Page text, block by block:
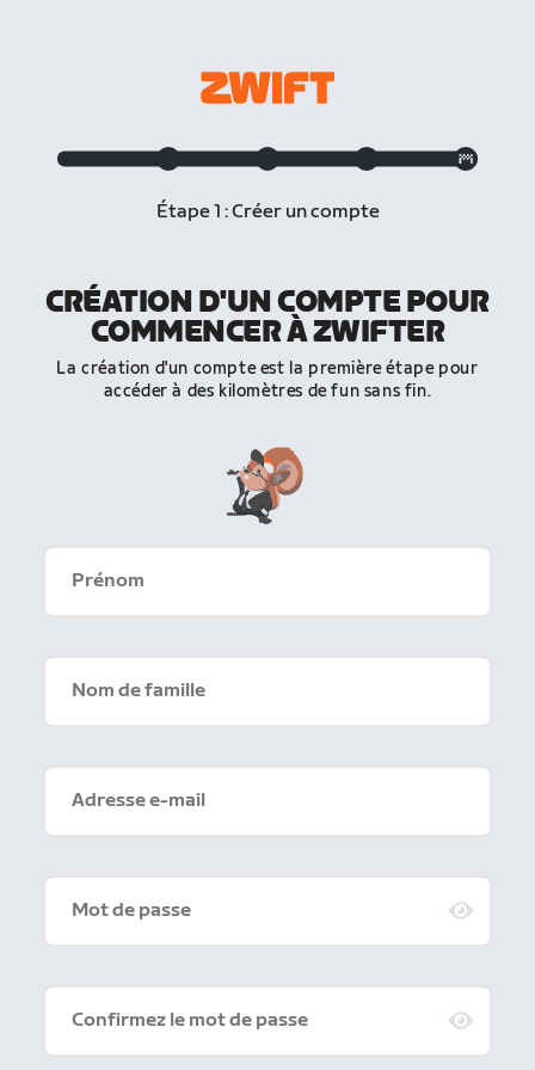
Étape 1 : Créer un compte
CRÉATION D'UN COMPTE POUR
COMMENCER À ZWIFTER
La création d'un compte est la première étape pour
accéder à des kilomètres de fun sans fin.
Prénom
Nom de famille
Adresse e-mail
Mot de passe
Confirmez le mot de passe